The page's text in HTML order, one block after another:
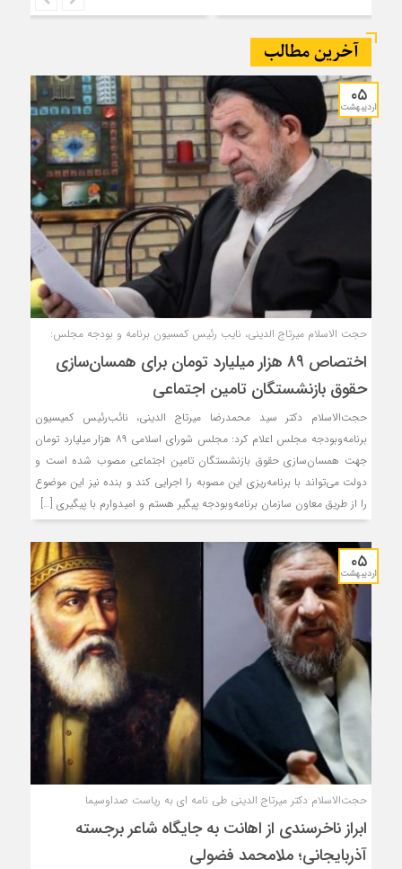
آخرین مطالب
۰۵
اردیبهشت
حجت الاسلام میرتاج الدینی، نایب رئیس کمسیون برنامه و بودجه مجلس:
اختصاص ۸۹ هزار میلیارد تومان برای همسان‌سازی
حقوق بازنشستگان تامین اجتماعی
حجت‌الاسلام دکتر سید محمدرضا میرتاج الدینی، نائب‌رئیس کمیسیون
برنامه‌وبودجه مجلس اعلام کرد: مجلس شورای اسلامی ۸۹ هزار میلیارد تومان
جهت همسان‌سازی حقوق بازنشستگان تامین اجتماعی مصوب شده است و
دولت می‌تواند با برنامه‌ریزی این مصوبه را اجرایی کند و بنده نیز این موضوع
را از طریق معاون سازمان برنامه‌وبودجه پیگیر هستم و امیدوارم با پیگیری […]
۰۵
اردیبهشت
حجت‌الاسلام دکتر میرتاج الدینی طی نامه ای به ریاست صداوسیما
ابراز ناخرسندی از اهانت به جایگاه شاعر برجسته
آذربایجانی؛ ملامحمد فضولی